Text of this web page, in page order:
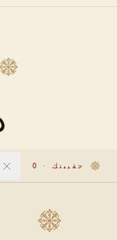
حقيبتك ·
0
أنماط ديزاينر